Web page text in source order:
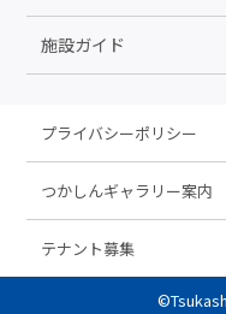
施設ガイド
プライバシーポリシー
つかしんギャラリー案内
テナント募集